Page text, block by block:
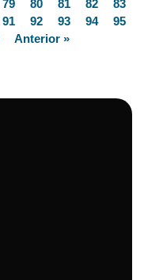
79 80 81 82
83
91 92 93 94
95
Anterior »